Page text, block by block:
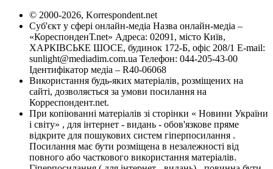
© 2000-2026, Korrespondent.net
Суб'єкт у сфері онлайн-медіа Назва онлайн-медіа –
«КореспонденТ.net» Адреса: 02091, місто Київ,
ХАРКІВСЬКЕ ШОСЕ, будинок 172-Б, офіс 208/1 E-mail:
sunlight@mediadim.com.ua Телефон: 044-205-43-00
Ідентифікатор медіа – R40-06068
Використання будь-яких матеріалів, розміщених на
сайті, дозволяється за умови посилання на
Корреспондент.net.
При копіюванні матеріалів зі сторінки « Новини України
і світу» , для інтернет - видань - обов'язкове пряме
відкрите для пошукових систем гіперпосилання .
Посилання має бути розміщена в незалежності від
повного або часткового використання матеріалів.